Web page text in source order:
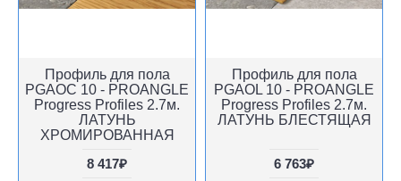
Профиль для пола
PGAOC 10 - PROANGLE
Progress Profiles 2.7м.
ЛАТУНЬ
ХРОМИРОВАННАЯ
8 417₽
Профиль для пола
PGAOL 10 - PROANGLE
Progress Profiles 2.7м.
ЛАТУНЬ БЛЕСТЯЩАЯ
6 763₽